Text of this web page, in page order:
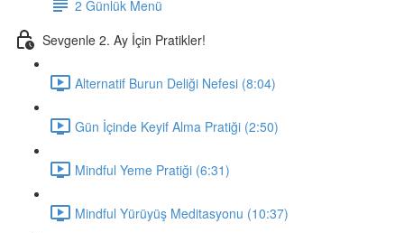
2 Günlük Menü
Sevgenle 2. Ay İçin Pratikler!
Alternatif Burun Deliği Nefesi (8:04)
Gün İçinde Keyif Alma Pratiği (2:50)
Mindful Yeme Pratiği (6:31)
Mindful Yürüyüş Meditasyonu (10:37)